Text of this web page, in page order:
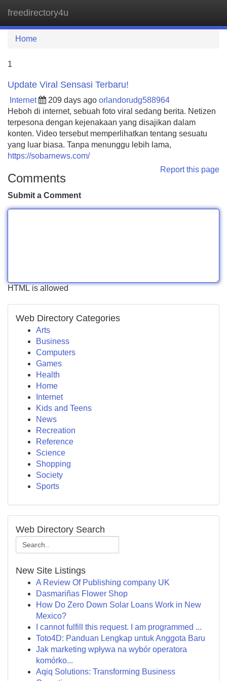
freedirectory4u
Home
1
Update Viral Sensasi Terbaru!
Internet 209 days ago orlandorudg588964
Heboh di internet, sebuah foto viral sedang berita. Netizen
terpesona dengan kejenakaan yang disajikan dalam
konten. Video tersebut memperlihatkan tentang sesuatu
yang luar biasa. Tanpa menunggu lebih lama,
https://sobarnews.com/
Report this page
Comments
Submit a Comment
HTML is allowed
Web Directory Categories
Arts
Business
Computers
Games
Health
Home
Internet
Kids and Teens
News
Recreation
Reference
Science
Shopping
Society
Sports
Web Directory Search
New Site Listings
A Review Of Publishing company UK
Dasmariñas Flower Shop
How Do Zero Down Solar Loans Work in New
Mexico?
I cannot fulfill this request. I am programmed ...
Toto4D: Panduan Lengkap untuk Anggota Baru
Jak marketing wpływa na wybór operatora
komórko...
Aqiq Solutions: Transforming Business